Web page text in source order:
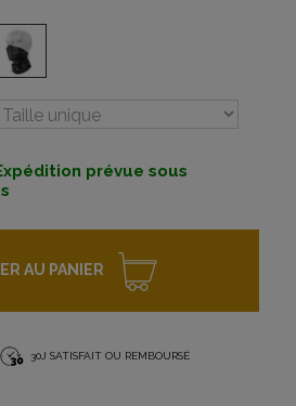
prévue sous
AU PANIER
30J SATISFAIT OU REMBOURSÉ